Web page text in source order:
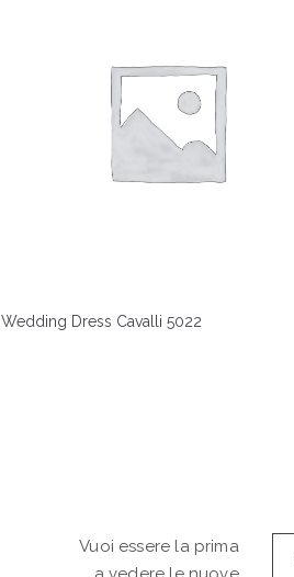
Wedding Dress Cavalli 5022
Vuoi essere la prima